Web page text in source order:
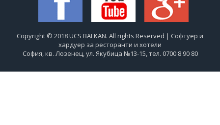
Copyright © 2018 UCS BALKAN. All rights Reserved | Софтуер и
хардуер за ресторанти и хотели
София, кв. Лозенец, ул. Якубица №13-15, тел. 0700 8 90 80